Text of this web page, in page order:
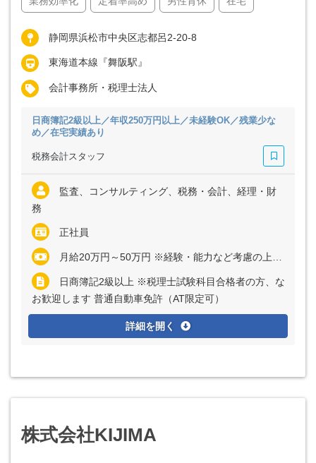
静岡県浜松市中央区志都呂2-20-8
東海道本線『舞阪駅』
会計事務所・税理士法人
日商簿記2級以上／年収250万円以上／未経験OK／残業少な
め／在宅実績あり
税務会計スタッフ
監査、コンサルティング、税務・会計、経理・財
務
正社員
月給20万円～50万円 ※経験・能力など考慮の上、決定いたします ※残業代は全額支給
日商簿記2級以上 ※税理士試験科目合格者の方、な
お歓迎します 普通自動車免許（AT限定可）
詳細を開く
株式会社KIJIMA